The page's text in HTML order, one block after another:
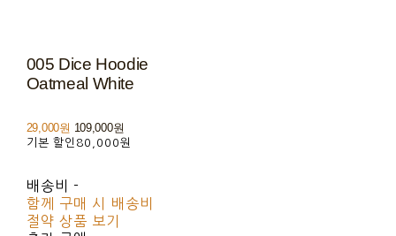
005 Dice Hoodie
Oatmeal White
29,000원 109,000원
기본 할인 80,000원
배송비-
함께 구매 시 배송비
절약 상품 보기